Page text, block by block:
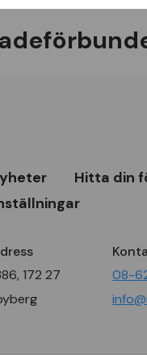
Hitta din
172 27
08-